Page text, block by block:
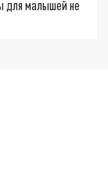
для малышей не